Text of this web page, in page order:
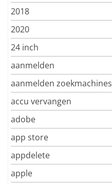
2018
2020
24 inch
aanmelden
aanmelden zoekmachines
accu vervangen
adobe
app store
appdelete
apple